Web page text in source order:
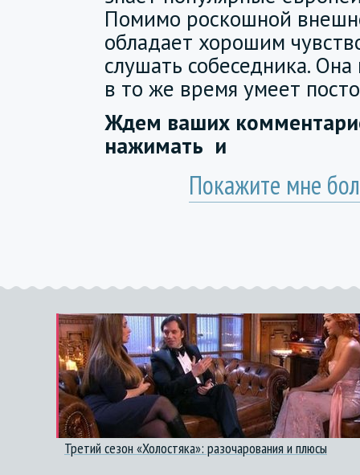
Помимо роскошной
обладает хорошим
слушать собеседника.
в то же время умеет
Ждем ваших
нажимать и
Покажите мне
Третий сезон «Холостяка»: разочарования и плюсы